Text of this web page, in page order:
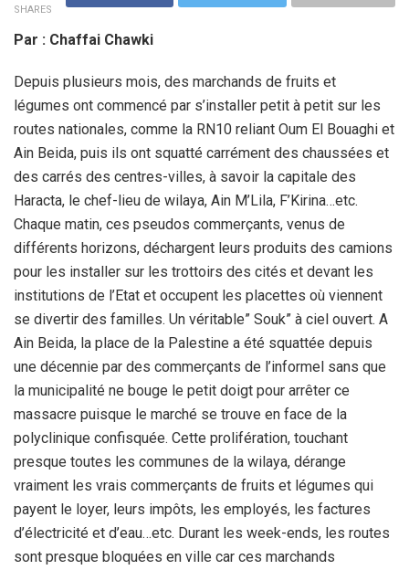
SHARES
Par : Chaffai Chawki
Depuis plusieurs mois, des marchands de fruits et
légumes ont commencé par s’installer petit à petit sur les
routes nationales, comme la RN10 reliant Oum El Bouaghi et
Ain Beida, puis ils ont squatté carrément des chaussées et
des carrés des centres-villes, à savoir la capitale des
Haracta, le chef-lieu de wilaya, Ain M’Lila, F’Kirina…etc.
Chaque matin, ces pseudos commerçants, venus de
différents horizons, déchargent leurs produits des camions
pour les installer sur les trottoirs des cités et devant les
institutions de l’Etat et occupent les placettes où viennent
se divertir des familles. Un véritable” Souk” à ciel ouvert. A
Ain Beida, la place de la Palestine a été squattée depuis
une décennie par des commerçants de l’informel sans que
la municipalité ne bouge le petit doigt pour arrêter ce
massacre puisque le marché se trouve en face de la
polyclinique confisquée. Cette prolifération, touchant
presque toutes les communes de la wilaya, dérange
vraiment les vrais commerçants de fruits et légumes qui
payent le loyer, leurs impôts, les employés, les factures
d’électricité et d’eau…etc. Durant les week-ends, les routes
sont presque bloquées en ville car ces marchands